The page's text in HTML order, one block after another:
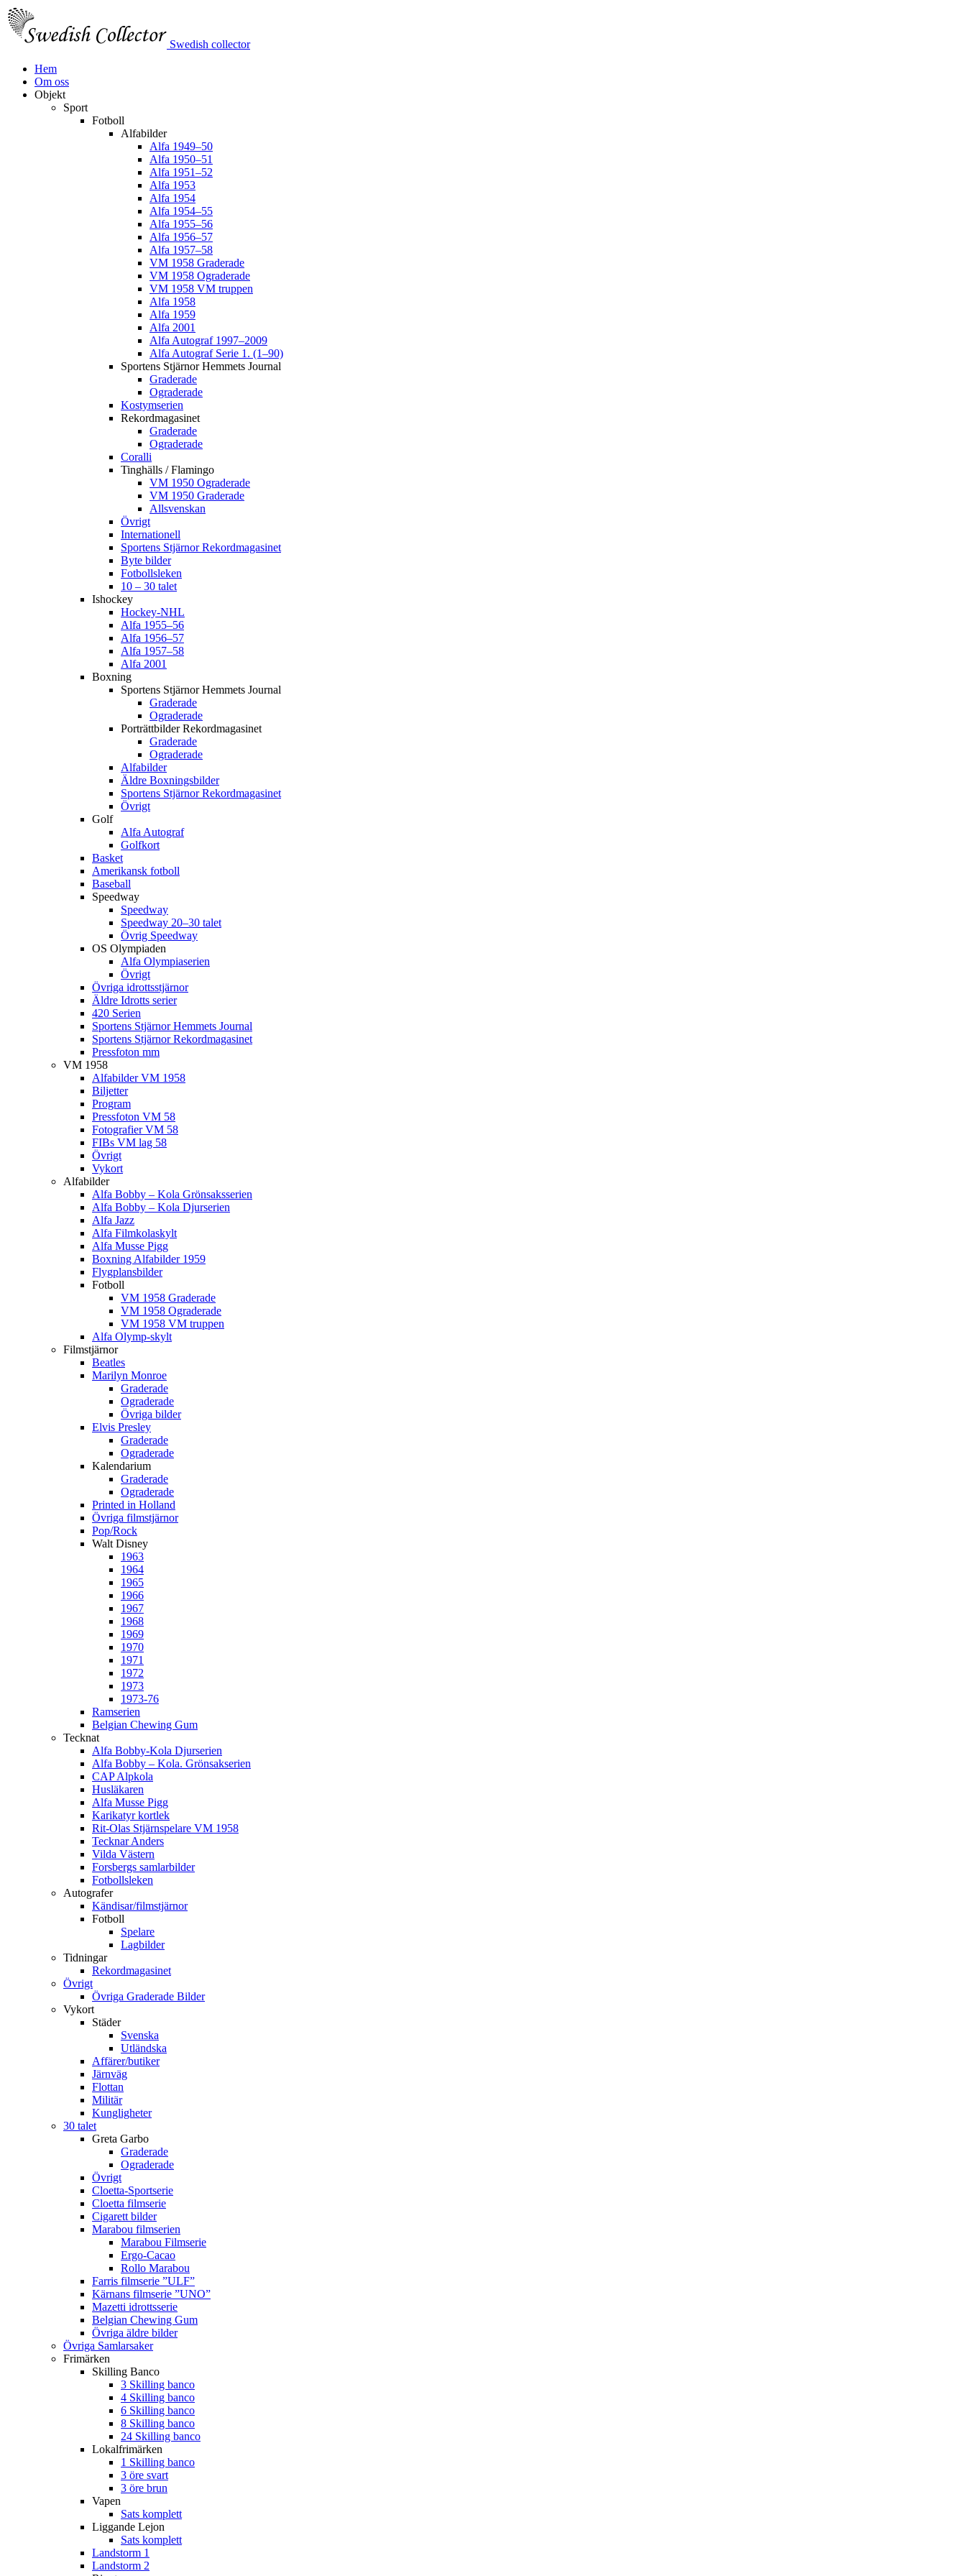
Swedish collector
Hem
Om oss
Objekt
Sport
Fotboll
Alfabilder
Alfa 1949–50
Alfa 1950–51
Alfa 1951–52
Alfa 1953
Alfa 1954
Alfa 1954–55
Alfa 1955–56
Alfa 1956–57
Alfa 1957–58
VM 1958 Graderade
VM 1958 Ograderade
VM 1958 VM truppen
Alfa 1958
Alfa 1959
Alfa 2001
Alfa Autograf 1997–2009
Alfa Autograf Serie 1. (1–90)
Sportens Stjärnor Hemmets Journal
Graderade
Ograderade
Kostymserien
Rekordmagasinet
Graderade
Ograderade
Coralli
Tinghälls / Flamingo
VM 1950 Ograderade
VM 1950 Graderade
Allsvenskan
Övrigt
Internationell
Sportens Stjärnor Rekordmagasinet
Byte bilder
Fotbollsleken
10 – 30 talet
Ishockey
Hockey-NHL
Alfa 1955–56
Alfa 1956–57
Alfa 1957–58
Alfa 2001
Boxning
Sportens Stjärnor Hemmets Journal
Graderade
Ograderade
Porträttbilder Rekordmagasinet
Graderade
Ograderade
Alfabilder
Äldre Boxningsbilder
Sportens Stjärnor Rekordmagasinet
Övrigt
Golf
Alfa Autograf
Golfkort
Basket
Amerikansk fotboll
Baseball
Speedway
Speedway
Speedway 20–30 talet
Övrig Speedway
OS Olympiaden
Alfa Olympiaserien
Övrigt
Övriga idrottsstjärnor
Äldre Idrotts serier
420 Serien
Sportens Stjärnor Hemmets Journal
Sportens Stjärnor Rekordmagasinet
Pressfoton mm
VM 1958
Alfabilder VM 1958
Biljetter
Program
Pressfoton VM 58
Fotografier VM 58
FIBs VM lag 58
Övrigt
Vykort
Alfabilder
Alfa Bobby – Kola Grönsaksserien
Alfa Bobby – Kola Djurserien
Alfa Jazz
Alfa Filmkolaskylt
Alfa Musse Pigg
Boxning Alfabilder 1959
Flygplansbilder
Fotboll
VM 1958 Graderade
VM 1958 Ograderade
VM 1958 VM truppen
Alfa Olymp-skylt
Filmstjärnor
Beatles
Marilyn Monroe
Graderade
Ograderade
Övriga bilder
Elvis Presley
Graderade
Ograderade
Kalendarium
Graderade
Ograderade
Printed in Holland
Övriga filmstjärnor
Pop/Rock
Walt Disney
1963
1964
1965
1966
1967
1968
1969
1970
1971
1972
1973
1973-76
Ramserien
Belgian Chewing Gum
Tecknat
Alfa Bobby-Kola Djurserien
Alfa Bobby – Kola. Grönsakserien
CAP Alpkola
Husläkaren
Alfa Musse Pigg
Karikatyr kortlek
Rit-Olas Stjärnspelare VM 1958
Tecknar Anders
Vilda Västern
Forsbergs samlarbilder
Fotbollsleken
Autografer
Kändisar/filmstjärnor
Fotboll
Spelare
Lagbilder
Tidningar
Rekordmagasinet
Övrigt
Övriga Graderade Bilder
Vykort
Städer
Svenska
Utländska
Affärer/butiker
Järnväg
Flottan
Militär
Kungligheter
30 talet
Greta Garbo
Graderade
Ograderade
Övrigt
Cloetta-Sportserie
Cloetta filmserie
Cigarett bilder
Marabou filmserien
Marabou Filmserie
Ergo-Cacao
Rollo Marabou
Farris filmserie ”ULF”
Kärnans filmserie ”UNO”
Mazetti idrottsserie
Belgian Chewing Gum
Övriga äldre bilder
Övriga Samlarsaker
Frimärken
Skilling Banco
3 Skilling banco
4 Skilling banco
6 Skilling banco
8 Skilling banco
24 Skilling banco
Lokalfrimärken
1 Skilling banco
3 öre svart
3 öre brun
Vapen
Sats komplett
Liggande Lejon
Sats komplett
Landstorm 1
Landstorm 2